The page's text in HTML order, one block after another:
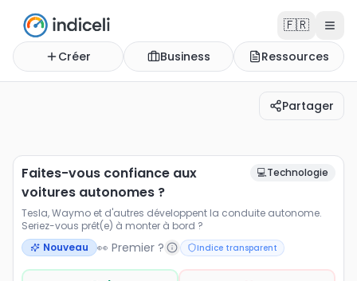
🇫🇷
Créer Business Ressources
Partager
Faites-vous confiance aux voitures autonomes ?
Tesla, Waymo et d'autres développent la conduite
Faites-vous confiance aux
voitures autonomes ?
💻Technologie
Tesla, Waymo et d'autres développent la conduite autonome.
Seriez-vous prêt(e) à monter à bord ?
Nouveau
👀 Premier ? Indice transparent